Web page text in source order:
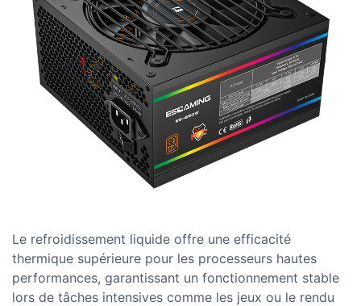
Le refroidissement liquide offre une efficacité
thermique supérieure pour les processeurs hautes
performances, garantissant un fonctionnement stable
lors de tâches intensives comme les jeux ou le rendu